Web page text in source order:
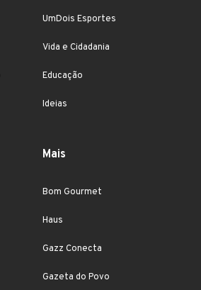
UmDois Esportes
Vida e Cidadania
Educação
Ideias
Mais
Bom Gourmet
Haus
Gazz Conecta
Gazeta do Povo